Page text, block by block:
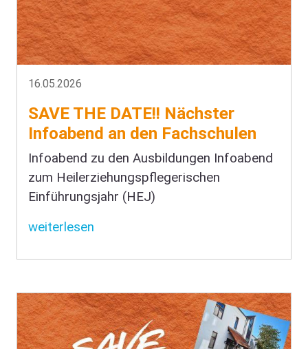
16.05.2026
SAVE THE DATE!! Nächster
Infoabend an den Fachschulen
Infoabend zu den Ausbildungen Infoabend
zum Heilerziehungspflegerischen
Einführungsjahr (HEJ)
weiterlesen